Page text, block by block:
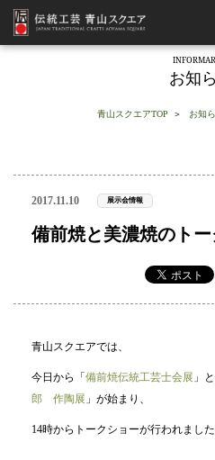
お知
青山スクエアTOP お知
2017.11.10 展示会情報
備前焼と美濃焼のト
青山スクエアでは、
今日から「 備前焼伝統工芸士会展 」
郎 作陶展 」が始まり、
14時からトークショーが行われました